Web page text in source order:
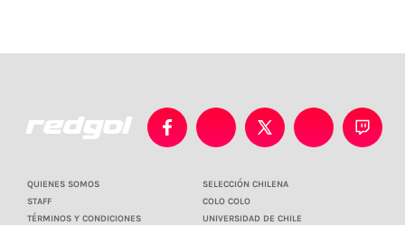
QUIENES SOMOS
STAFF
TÉRMINOS Y CONDICIONES
SELECCIÓN CHILENA
COLO COLO
UNIVERSIDAD DE CHILE